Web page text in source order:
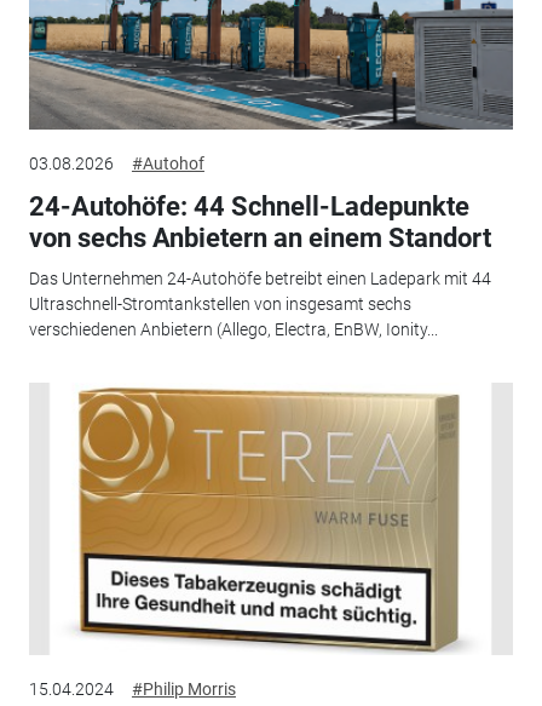
03.08.2026 #Autohof
24-Autohöfe: 44 Schnell-Ladepunkte
von sechs Anbietern an einem Standort
Das Unternehmen 24-Autohöfe betreibt einen Ladepark mit 44
Ultraschnell-Stromtankstellen von insgesamt sechs
verschiedenen Anbietern (Allego, Electra, EnBW, Ionity...
15.04.2024 #Philip Morris